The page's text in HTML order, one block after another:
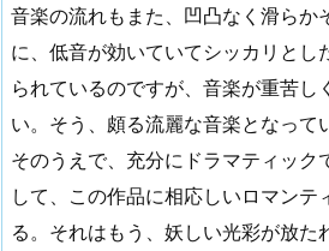
音楽の流れもまた、凹凸なく滑らか
に、低音が効いていてシッカリとし
られているのですが、音楽が重苦し
い。そう、頗る流麗な音楽となって
そのうえで、充分にドラマティック
して、この作品に相応しいロマンテ
る。それはもう、妖しい光彩が放た